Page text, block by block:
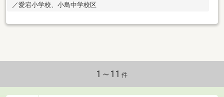
／愛宕小学校、小島中学校区
1～11 件